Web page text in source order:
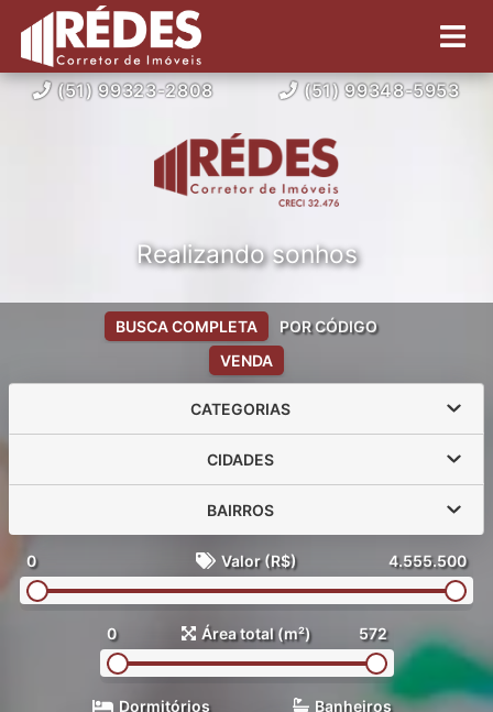
(51) 99323-2808 (51) 99348-5953
Realizando sonhos
VENDA
BUSCA COMPLETA POR CÓDIGO
CATEGORIAS
CIDADES
BAIRROS
0 Valor (R$) 4.555.500
0 Área total (m²) 572
Dormitórios Banheiros